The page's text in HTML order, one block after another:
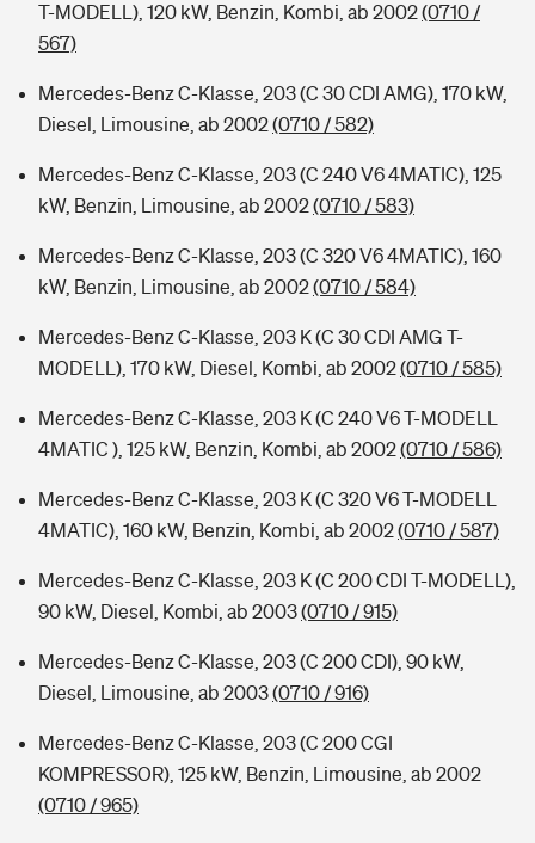
T-MODELL), 120 kW, Benzin, Kombi, ab 2002(0710 /
567)
Mercedes-Benz C-Klasse, 203 (C 30 CDI AMG), 170 kW,
Diesel, Limousine, ab 2002(0710 / 582)
Mercedes-Benz C-Klasse, 203 (C 240 V6 4MATIC), 125
kW, Benzin, Limousine, ab 2002(0710 / 583)
Mercedes-Benz C-Klasse, 203 (C 320 V6 4MATIC), 160
kW, Benzin, Limousine, ab 2002(0710 / 584)
Mercedes-Benz C-Klasse, 203 K (C 30 CDI AMG T-
MODELL), 170 kW, Diesel, Kombi, ab 2002(0710 / 585)
Mercedes-Benz C-Klasse, 203 K (C 240 V6 T-MODELL
4MATIC ), 125 kW, Benzin, Kombi, ab 2002(0710 / 586)
Mercedes-Benz C-Klasse, 203 K (C 320 V6 T-MODELL
4MATIC), 160 kW, Benzin, Kombi, ab 2002(0710 / 587)
Mercedes-Benz C-Klasse, 203 K (C 200 CDI T-MODELL),
90 kW, Diesel, Kombi, ab 2003(0710 / 915)
Mercedes-Benz C-Klasse, 203 (C 200 CDI), 90 kW,
Diesel, Limousine, ab 2003(0710 / 916)
Mercedes-Benz C-Klasse, 203 (C 200 CGI
KOMPRESSOR), 125 kW, Benzin, Limousine, ab 2002
(0710 / 965)